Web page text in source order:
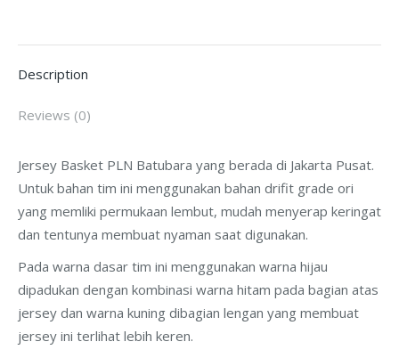
Description
Reviews (0)
Jersey Basket PLN Batubara yang berada di Jakarta Pusat.
Untuk bahan tim ini menggunakan bahan drifit grade ori
yang memliki permukaan lembut, mudah menyerap keringat
dan tentunya membuat nyaman saat digunakan.
Pada warna dasar tim ini menggunakan warna hijau
dipadukan dengan kombinasi warna hitam pada bagian atas
jersey dan warna kuning dibagian lengan yang membuat
jersey ini terlihat lebih keren.